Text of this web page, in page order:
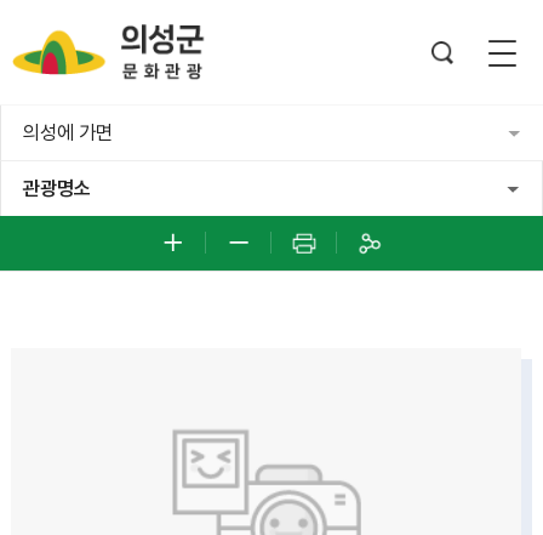
의성에 가면
관광명소